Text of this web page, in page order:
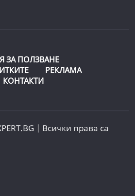
ЗА ПОЛЗВАНЕ
РЕКЛАМА
КОНТАКТИ
| Всички права са